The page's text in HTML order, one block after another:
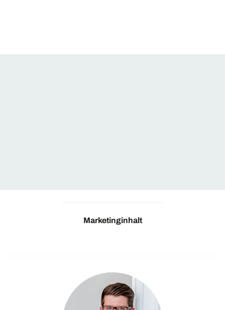
Marketinginhalt